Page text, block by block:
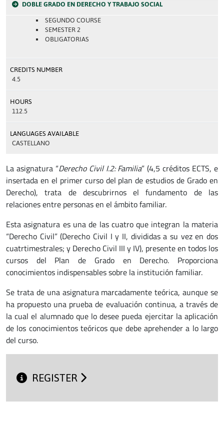
DOBLE GRADO EN DERECHO Y TRABAJO SOCIAL
SEGUNDO COURSE
SEMESTER 2
OBLIGATORIAS
CREDITS NUMBER
4.5
HOURS
112.5
LANGUAGES AVAILABLE
CASTELLANO
La asignatura “Derecho Civil I.2: Familia” (4,5 créditos ECTS, e
insertada en el primer curso del plan de estudios de Grado en
Derecho), trata de descubrirnos el fundamento de las
relaciones entre personas en el ámbito familiar.
Esta asignatura es una de las cuatro que integran la materia
“Derecho Civil” (Derecho Civil I y II, divididas a su vez en dos
cuatrtimestrales; y Derecho Civil III y IV), presente en todos los
cursos del Plan de Grado en Derecho. Proporciona
conocimientos indispensables sobre la institución familiar.
Se trata de una asignatura marcadamente teórica, aunque se
ha propuesto una prueba de evaluación continua, a través de
la cual el alumnado que lo desee pueda ejercitar la aplicación
de los conocimientos teóricos que debe aprehender a lo largo
del curso.
REGISTER